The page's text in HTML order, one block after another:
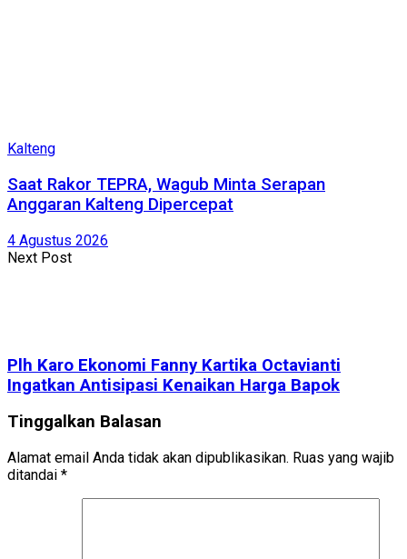
Kalteng
Saat Rakor TEPRA, Wagub Minta Serapan
Anggaran Kalteng Dipercepat
4 Agustus 2026
Next Post
Plh Karo Ekonomi Fanny Kartika Octavianti
Ingatkan Antisipasi Kenaikan Harga Bapok
Tinggalkan Balasan
Alamat email Anda tidak akan dipublikasikan. Ruas yang wajib
ditandai *